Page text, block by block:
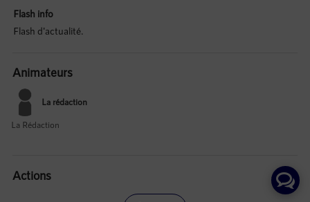
Flash info
Flash d'actualité.
Animateurs
La rédaction
La Rédaction
Actions